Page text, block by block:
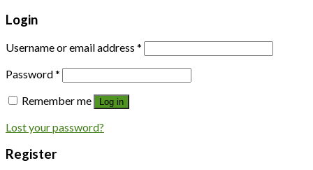
Login
Username or email address *
Password*
Remember me
Log in
Lost your password?
Register